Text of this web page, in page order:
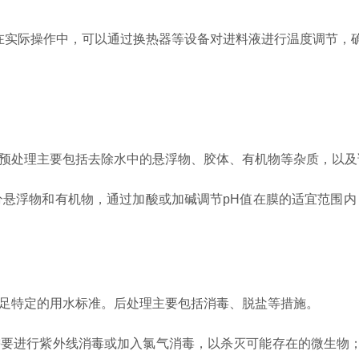
操作中，可以通过换热器等设备对进料液进行温度调节，
主要包括去除水中的悬浮物、胶体、有机物等杂质，以
物和有机物，通过加酸或加碱调节pH值在膜的适宜范围内
的用水标准。后处理主要包括消毒、脱盐等措施。
紫外线消毒或加入氯气消毒，以杀灭可能存在的微生物